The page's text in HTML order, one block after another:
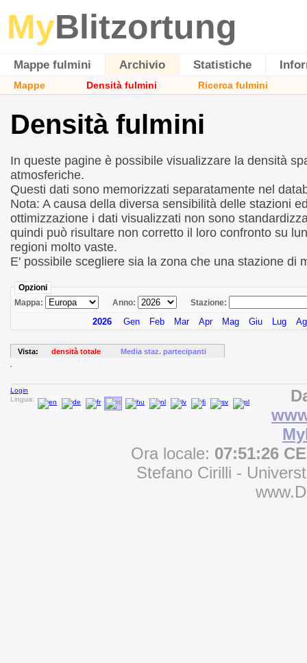
MyBlitzortung
Mappe fulmini Archivio Statistiche
Mappe Densità fulmini Ricerca fulmini
Densità fulmini
In queste pagine è possibile visualizzare la densità
atmosferiche.
Questi dati sono memorizzati separatamente nel
Nota: A causa della diversa sensibilità delle stazioni
ottimizzazione i dati visualizzati non sono
quindi può risultare non corretto il loro confronto su
regioni molto vaste.
E' possibile scegliere sia la zona che una stazione di
Opzioni
Mappa:
Anno: Stazione:
2026 Gen Feb Mar Apr Mag Giu Lug
Vista: densità totale Media staz. partecipanti
Login
Lingua:
Ora locale: 07:51:26
Stefano Cirilli -